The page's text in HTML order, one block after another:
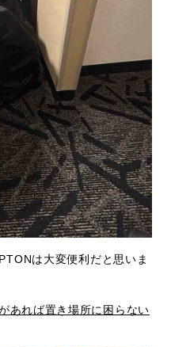
は大変便利だと思いま
あれば置き場所に困らない